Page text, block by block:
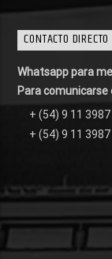
CONTACTO DIRECTO
Whatsapp para
Para comunicarse
+ (54) 9 11
+ (54) 9 11